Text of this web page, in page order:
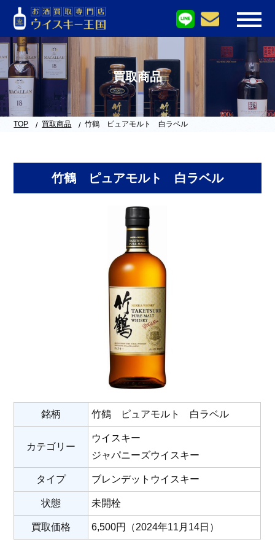
買取商品
TOP 買取商品 竹鶴 ピュアモルト 白ラベル
竹鶴 ピュアモルト 白ラベル
銘柄 竹鶴 ピュアモルト 白ラベル
カテゴリー
ウイスキー
ジャパニーズウイスキー
タイプ ブレンデットウイスキー
状態 未開栓
買取価格 6,500円（2024年11月14日）